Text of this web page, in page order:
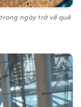
ngày trở về quê